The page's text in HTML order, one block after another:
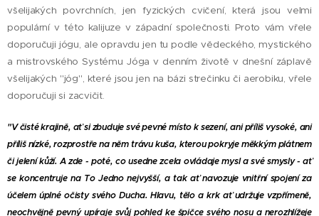
všelijakých povrchních, jen fyzických cvičení, která jsou velmi
populární v této kalijuze v západní společnosti. Proto vám vřele
doporučuji jógu, ale opravdu jen tu podle vědeckého, mystického
a mistrovského Systému Jóga v denním životě v dnešní záplavě
všelijakých "jóg", které jsou jen na bázi strečinku či aerobiku, vřele
doporučuji si zacvičit.
"V čisté krajině, ať si zbuduje své pevné místo k sezení, ani příliš vysoké, ani
příliš nízké, rozprostře na něm trávu kuša, kterou pokryje měkkým plátnem
či jelení kůží. A zde - poté, co usedne zcela ovládaje mysl a své smysly - ať
se koncentruje na To Jedno nejvyšší, a tak ať navozuje vnitřní spojení za
účelem úplné očisty svého Ducha. Hlavu, tělo a krk ať udržuje vzpřímeně,
neochvějně pevný upíraje svůj pohled ke špičce svého nosu a nerozhlížeje